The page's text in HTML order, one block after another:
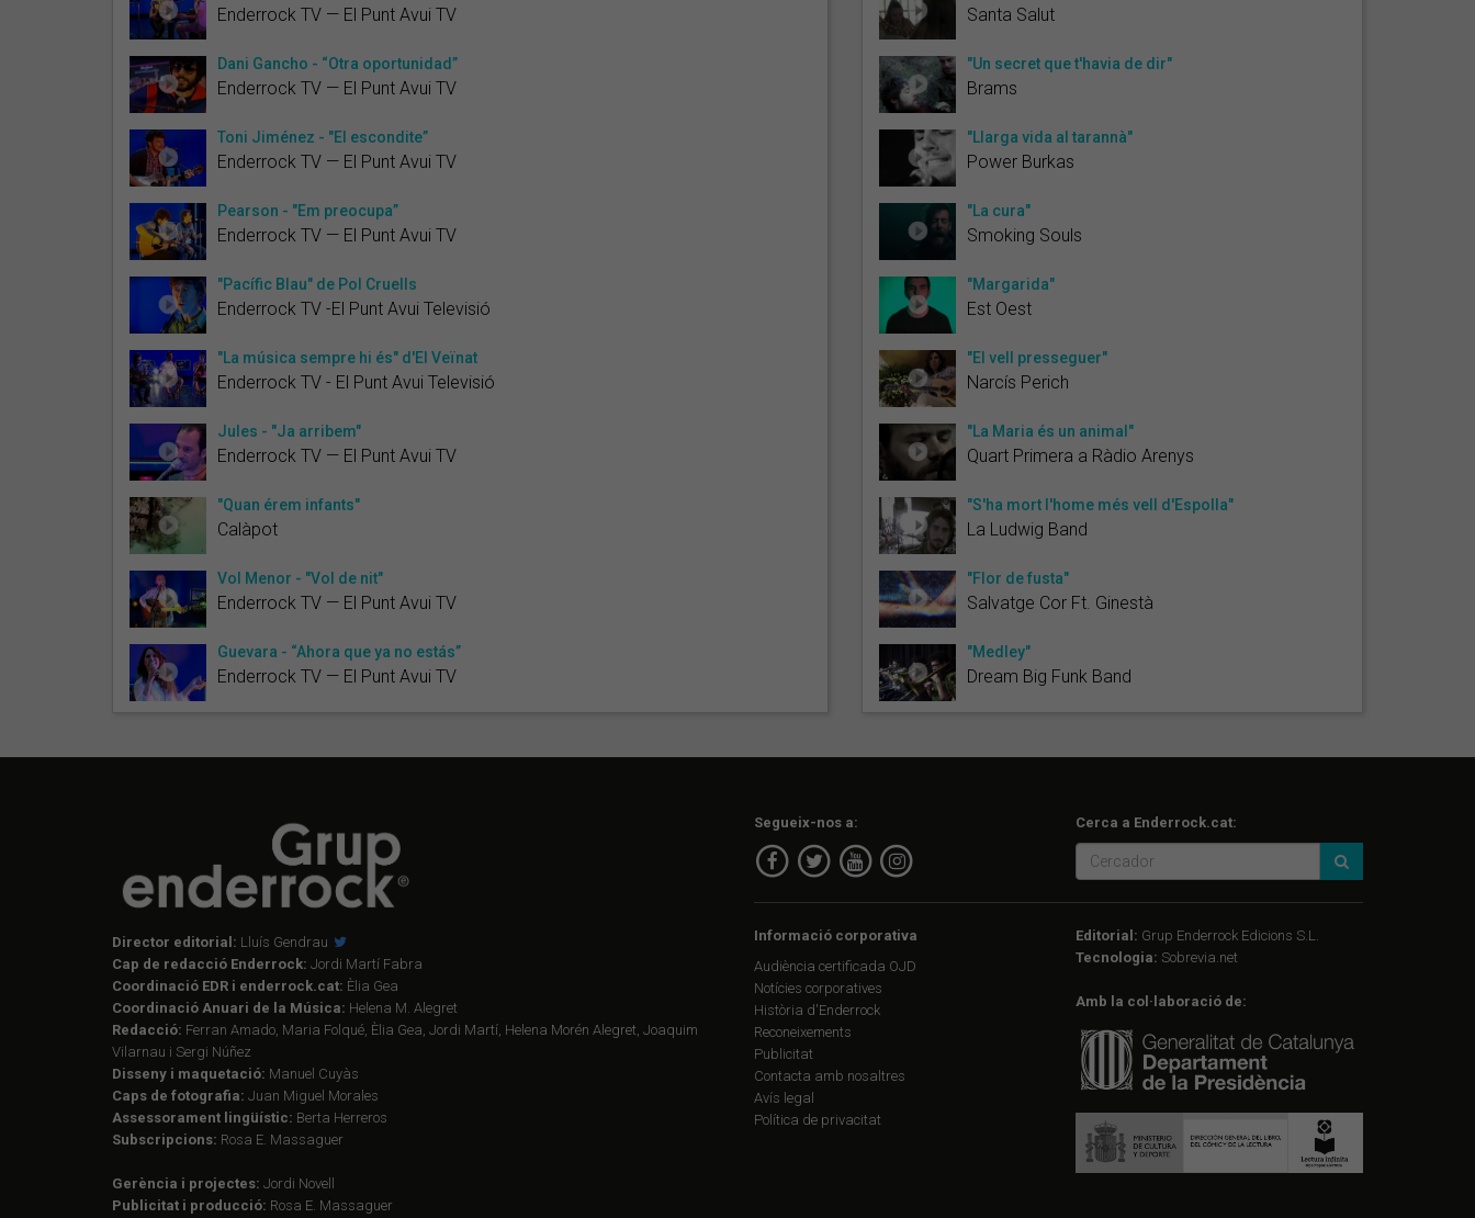
Enderrock TV — El Punt Avui TV
Dani Gancho - “Otra oportunidad”
Enderrock TV — El Punt Avui TV
Toni Jiménez - "El escondite”
Enderrock TV — El Punt Avui TV
Pearson - "Em preocupa”
Enderrock TV — El Punt Avui TV
"Pacífic Blau" de Pol Cruells
Enderrock TV -El Punt Avui Televisió
"La música sempre hi és" d'El Veïnat
Enderrock TV - El Punt Avui Televisió
Jules - "Ja arribem"
Enderrock TV — El Punt Avui TV
"Quan érem infants"
Calàpot
Vol Menor - "Vol de nit"
Enderrock TV — El Punt Avui TV
Guevara - “Ahora que ya no estás”
Enderrock TV — El Punt Avui TV
Santa Salut
"Un secret que t'havia de dir"
Brams
"Llarga vida al tarannà"
Power Burkas
"La cura"
Smoking Souls
"Margarida"
Est Oest
"El vell presseguer"
Narcís Perich
"La Maria és un animal"
Quart Primera a Ràdio Arenys
"S'ha mort l'home més vell d'Espolla"
La Ludwig Band
"Flor de fusta"
Salvatge Cor Ft. Ginestà
"Medley"
Dream Big Funk Band
Director editorial: Lluís Gendrau
Cap de redacció Enderrock: Jordi Martí Fabra
Coordinació EDR i enderrock.cat: Èlia Gea
Coordinació Anuari de la Música: Helena M. Alegret
Redacció: Ferran Amado, Maria Folqué, Èlia Gea, Jordi Martí, Helena Morén Alegret, Joaquim
Vilarnau i Sergi Núñez
Disseny i maquetació: Manuel Cuyàs
Caps de fotografia: Juan Miguel Morales
Assessorament lingüístic: Berta Herreros
Subscripcions: Rosa E. Massaguer
Gerència i projectes: Jordi Novell
Publicitat i producció: Rosa E. Massaguer
Segueix-nos a: Cerca a Enderrock.cat:
Informació corporativa
Audiència certificada OJD
Notícies corporatives
Història d'Enderrock
Reconeixements
Publicitat
Contacta amb nosaltres
Avís legal
Política de privacitat
Editorial: Grup Enderrock Edicions S.L.
Tecnologia: Sobrevia.net
Amb la col·laboració de: